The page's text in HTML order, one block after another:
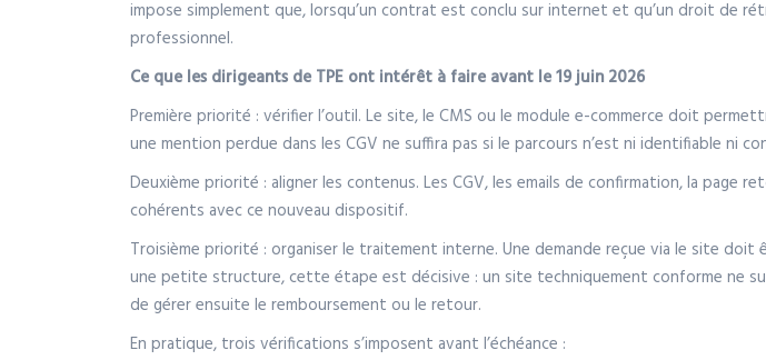
impose simplement que, lorsqu’un contrat est conclu sur internet et qu’un droit de
professionnel.
Ce que les dirigeants de TPE ont intérêt à faire avant le 19 juin 2026
Première priorité : vérifier l’outil. Le site, le CMS ou le module e-commerce doit
une mention perdue dans les CGV ne suffira pas si le parcours n’est ni identifiable ni
Deuxième priorité : aligner les contenus. Les CGV, les emails de confirmation, la
cohérents avec ce nouveau dispositif.
Troisième priorité : organiser le traitement interne. Une demande reçue via le site
une petite structure, cette étape est décisive : un site techniquement conforme ne
de gérer ensuite le remboursement ou le retour.
En pratique, trois vérifications s’imposent avant l’échéance :